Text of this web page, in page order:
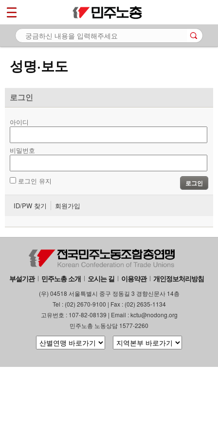
성명·보도
로그인
아이디
비밀번호
로그인 유지 로그인
ID/PW 찾기 회원가입
부설기관 민주노총 소개 오시는 길 이용약관 개인정보처리방침
(우) 04518 서울특별시 중구 정동길 3 경향신문사 14층
Tel : (02) 2670-9100 | Fax : (02) 2635-1134
고유번호 : 107-82-08139 | Email : kctu@nodong.org
민주노총 노동상담 1577-2260
마이페이지
소개
- 공지사항
- 성명·보도
자료
부설기관
업무